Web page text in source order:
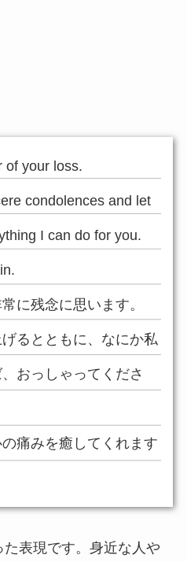
of your loss.
condolences and let
I can do for you.
に残念に思います。
るとともに、なにか私
おっしゃってくださ
痛みを癒してくれます
表現です。身近な人や